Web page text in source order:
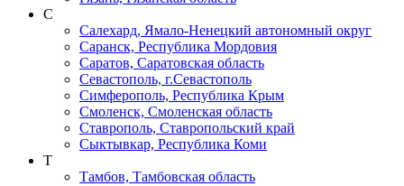
С
Салехард, Ямало-Ненецкий автономный округ
Саранск, Республика Мордовия
Саратов, Саратовская область
Севастополь, г.Севастополь
Симферополь, Республика Крым
Смоленск, Смоленская область
Ставрополь, Ставропольский край
Сыктывкар, Республика Коми
Т
Тамбов, Тамбовская область